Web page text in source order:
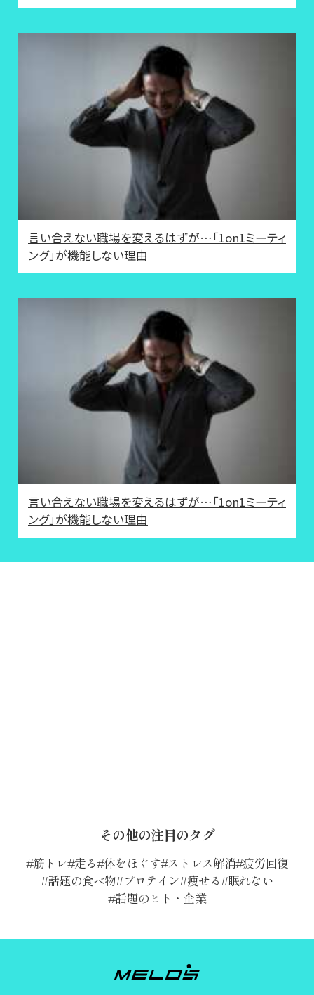
言い合えない職場を変えるはずが…「1on1ミーティ
ング」が機能しない理由
言い合えない職場を変えるはずが…「1on1ミーティ
ング」が機能しない理由
その他の注目のタグ
筋トレ 走る 体をほぐす ストレス解消 疲労回復
話題の食べ物 プロテイン 痩せる 眠れない
話題のヒト・企業